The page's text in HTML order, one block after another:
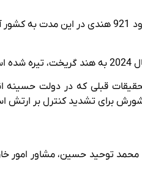
قبلی که در دولت حسینه
برای تشدید کنترل بر ارتش
توحید حسین، مشاور امور